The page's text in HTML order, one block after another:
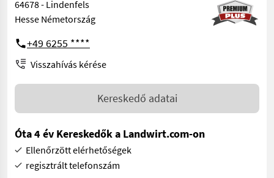
64678 - Lindenfels
Hesse Németország
+49 6255 ****
Visszahívás kérése
Kereskedő adatai
Óta 4 év Kereskedők a Landwirt.com-on
Ellenőrzött elérhetőségek
regisztrált telefonszám